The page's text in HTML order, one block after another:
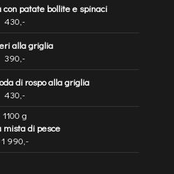
patate bollite e spinaci
430,-
alla griglia
390,-
di rospo alla griglia
430,-
1100 g
mista di pesce
1 990,-